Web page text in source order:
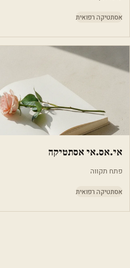
אסתטיקה רפואית
אי.אס.אי אסתטיקה
פתח תקווה
אסתטיקה רפואית